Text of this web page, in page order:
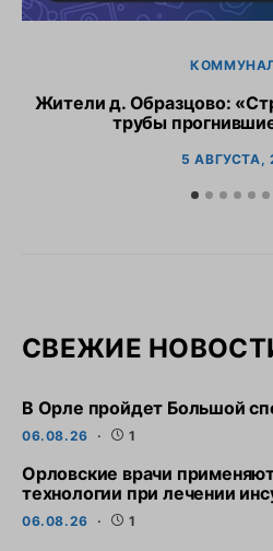
Жители д. Образцово:
трубы
5 АВГУСТА,
СВЕЖИЕ
В Орле пройдет Большой
06.08.26 1
Орловские врачи
технологии при лечении
06.08.26 1